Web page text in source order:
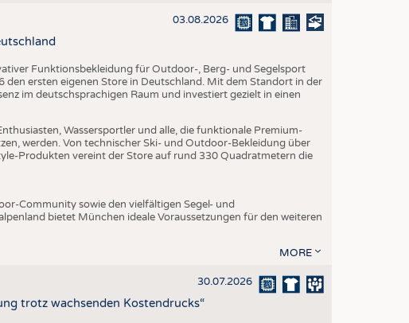
03.08.2026
Funktionsbekleidung für Outdoor-, Berg- und Segelsport
ersten eigenen Store in Deutschland. Mit dem Standort in der
im deutschsprachigen Raum und investiert gezielt in einen
Wassersportler und alle, die funktionale Premium-
werden. Von technischer Ski- und Outdoor-Bekleidung über
Produkten vereint der Store auf rund 330 Quadratmetern die
Community sowie den vielfältigen Segel- und
bietet München ideale Voraussetzungen für den weiteren
MORE
30.07.2026
trotz wachsenden Kostendrucks“